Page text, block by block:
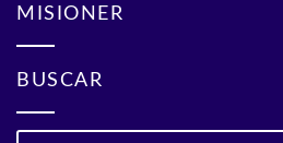
MISIONER
BUSCAR